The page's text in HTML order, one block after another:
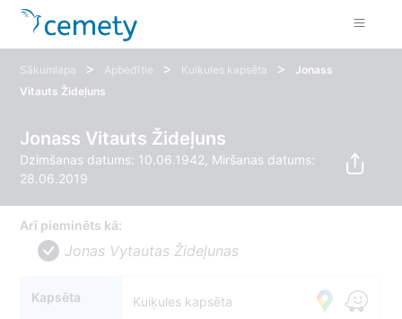
Sākumlapa > Apbedītie > Kuiķules kapsēta >
Jonass
Vitauts Žideļuns
Jonass Vitauts Žideļuns
Dzimšanas datums: 10.06.1942, Miršanas datums:
28.06.2019
Arī pieminēts kā:
Jonas Vytautas Žideļunas
Kapsēta Kuiķules kapsēta